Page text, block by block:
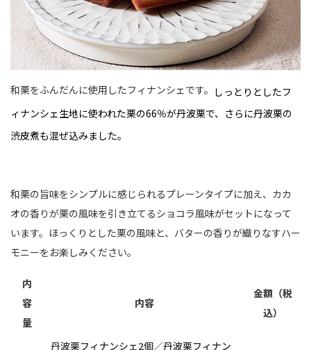
和栗をふんだんに使用したフィナンシェです。 しっとりとしたフ
ィナンシェ生地に使われた栗の66％が丹波栗で、さらに丹波栗の
渋皮煮も混ぜ込みました。
和栗の旨味をシンプルに感じられるプレーンタイプに加え、カカ
オの香りが栗の風味を引き立てるショコラ風味がセットになって
います。ほっくりとした栗の風味と、バターの香りが織りなすハー
モニーをお楽しみください。
内
容
量
内容
金額（税
込）
丹波栗フィナンシェ2個／丹波栗フィナン